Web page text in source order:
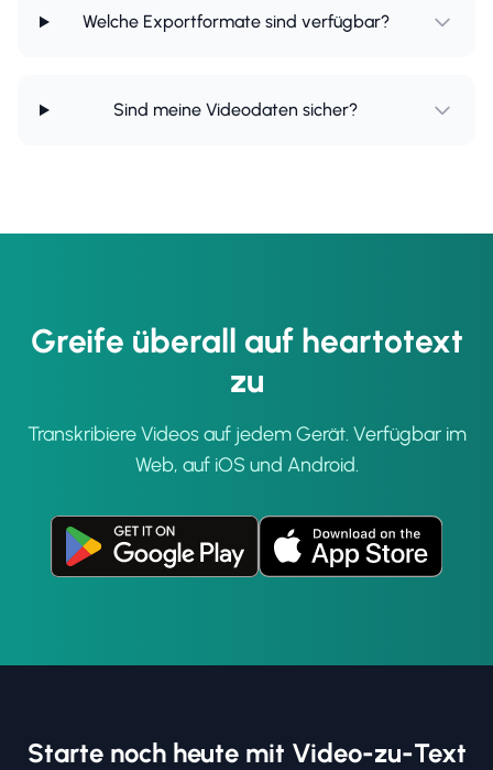
Welche Exportformate sind verfügbar?
Sind meine Videodaten sicher?
Greife überall auf heartotext
zu
Transkribiere Videos auf jedem Gerät. Verfügbar im
Web, auf iOS und Android.
Starte noch heute mit Video-zu-Text